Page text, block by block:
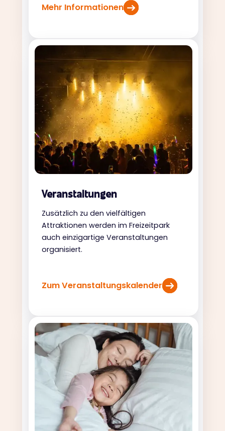
Mehr Informationen
Veranstaltungen
Zusätzlich zu den vielfältigen
Attraktionen werden im Freizeitpark
auch einzigartige Veranstaltungen
organisiert.
Zum Veranstaltungskalender